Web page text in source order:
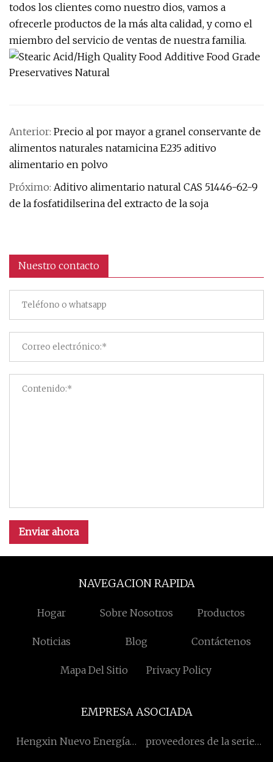
todos los clientes como nuestro dios, vamos a
ofrecerle productos de la más alta calidad, y como el
miembro del servicio de ventas de nuestra familia.
Anterior: Precio al por mayor a granel conservante de
alimentos naturales natamicina E235 aditivo
alimentario en polvo
Próximo: Aditivo alimentario natural CAS 51446-62-9
de la fosfatidilserina del extracto de la soja
Nuestro contacto
Enviar ahora
NAVEGACION RAPIDA
Hogar Sobre Nosotros Productos
Noticias Blog Contáctenos
Mapa Del Sitio Privacy Policy
EMPRESA ASOCIADA
Hengxin Nuevo Energía
proveedores de la serie